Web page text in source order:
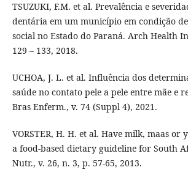
TSUZUKI, F.M. et al. Prevalência e
dentária em um município em condição
social no Estado do Paraná. Arch Health
129 – 133, 2018.
UCHOA, J. L. et al. Influência dos
saúde no contato pele a pele entre mãe e
Bras Enferm., v. 74 (Suppl 4), 2021.
VORSTER, H. H. et al. Have milk, maas or
a food-based dietary guideline for South
Nutr., v. 26, n. 3, p. 57-65, 2013.